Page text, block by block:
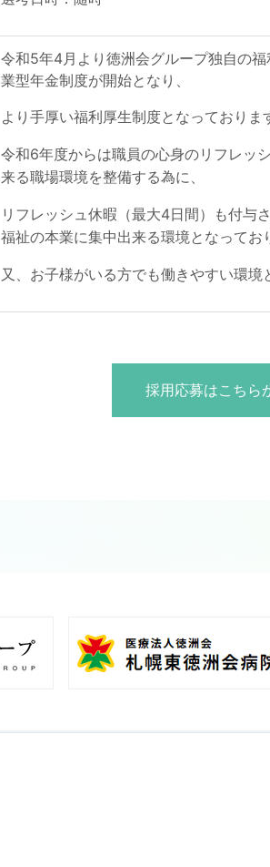
令和5年4月より徳洲会グループ独自の
業型年金制度が開始となり、
より手厚い福利厚生制度となっておりま
令和6年度からは職員の心身のリフレッ
来る職場環境を整備する為に、
リフレッシュ休暇（最大4日間）も付与
福祉の本業に集中出来る環境となってお
又、お子様がいる方でも働きやすい環境
採用応募はこちら